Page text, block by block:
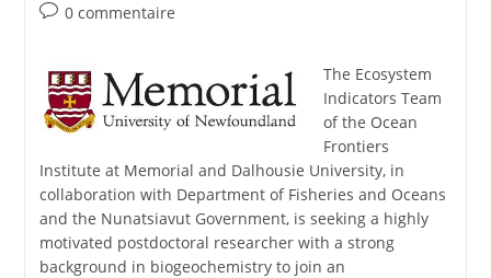
0 commentaire
The Ecosystem
Indicators Team
of the Ocean
Frontiers
Institute at Memorial and Dalhousie University, in
collaboration with Department of Fisheries and Oceans
and the Nunatsiavut Government, is seeking a highly
motivated postdoctoral researcher with a strong
background in biogeochemistry to join an